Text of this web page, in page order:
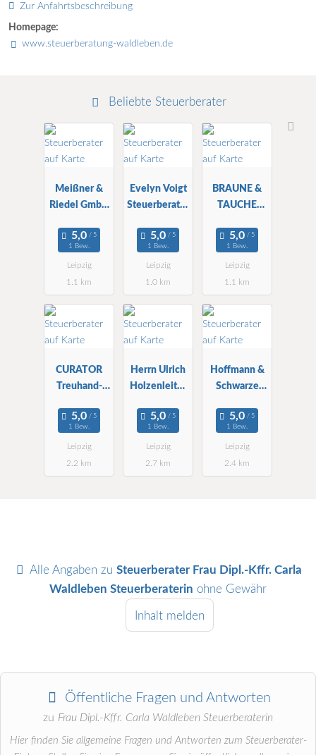
Zur Anfahrtsbeschreibung
Homepage:
www.steuerberatung-waldleben.de
Beliebte Steuerberater
Meißner &
Riedel GmbH
1 Bew.
Leipzig
1.1 km
Evelyn Voigt
Steuerberater
1 Bew.
Leipzig
1.0 km
BRAUNE &
TAUCHE
Partnerschaft
1 Bew.
Leipzig
1.1 km
CURATOR
Treuhand-
mbH
1 Bew.
Leipzig
2.2 km
Herrn Ulrich
Holzenleiter
1 Bew.
Leipzig
2.7 km
Hoffmann &
Schwarze
1 Bew.
Leipzig
2.4 km
Alle Angaben zuSteuerberater Frau Dipl.-Kffr. Carla
Waldleben Steuerberaterin ohne Gewähr
Inhalt melden
Öffentliche Fragen und Antworten
zu Frau Dipl.-Kffr. Carla Waldleben Steuerberaterin
Hier finden Sie allgemeine Fragen und Antworten zum Steuerberater-